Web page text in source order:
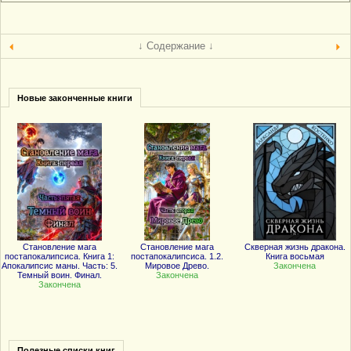
↓ Содержание ↓
Новые законченные книги
Становление мага
постапокалипсиса. Книга 1:
Апокалипсис маны. Часть: 5.
Темный воин. Финал.
Закончена
Становление мага
постапокалипсиса. 1.2.
Мировое Древо.
Закончена
Скверная жизнь дракона.
Книга восьмая
Закончена